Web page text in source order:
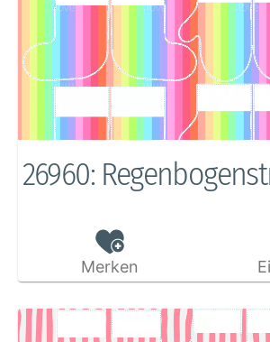
26960:
Merken